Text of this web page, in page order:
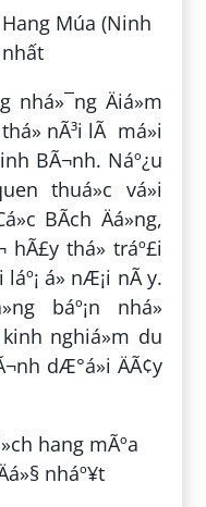
Äiá»m
nÃ³i lÃ má»i
BÃ¬nh. Náº¿u
thuá»c vá»i
BÃ­ch Äá»ng,
hÃ£y thá»­ tráº£i
láº¡ á» nÆ¡i nÃ y.
báº¡n nhá»
kinh nghiá»m du
dÆ°á»i ÄÃ¢y